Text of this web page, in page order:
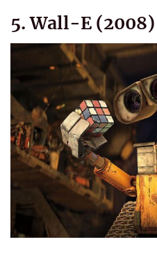
5. Wall-E (2008)